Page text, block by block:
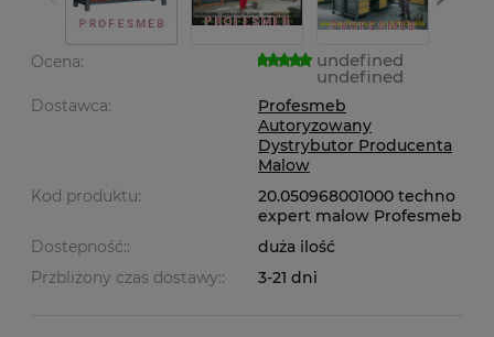
Ocena: undefined
undefined
Dostawca:
Profesmeb
Autoryzowany
Dystrybutor Producenta
Malow
Kod produktu:
20.050968001000 techno
expert malow Profesmeb
Dostepność::
duża ilość
Przbliżony czas dostawy::
3-21 dni